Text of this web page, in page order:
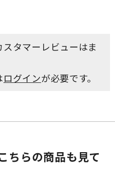
タマーレビューはま
ログインが必要です。
ちらの商品も見て